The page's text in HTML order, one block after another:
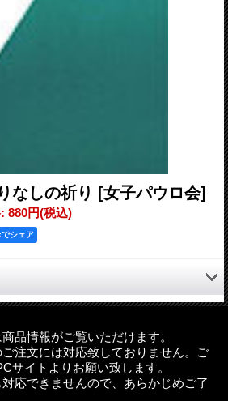
なしの祈り [女子パウロ会]
: 880円(税込)
シェア
方を具体的に提案。これなら祈れると
んどん粘り強く祈ってください。世
々、愛する人々のために祈り始める。
ることはやさしいことではない。粘り
うすればよいのか？その具体的な方法
品情報がご覧いただけます。
注文には対応致しておりません。ご
サイトよりお願い致します。
応できませんので、あらかじめご了